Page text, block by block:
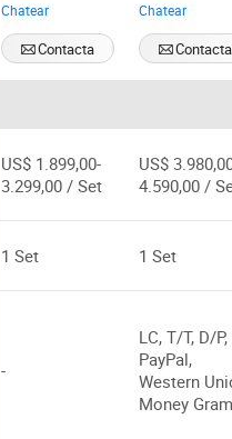
hielo en
Nigeria
Chatear
Contacta
Ahora
Copos
de 1000kg/
2 Toneladas
para la
de
de Aves en
Chatear
Contacta
Ahora
US$ 1.899,00-
3.299,00 / Set
US$
4.590,00 /
1 Set 1 Set
-
LC, T/T, D/P,
PayPal,
Western
Money